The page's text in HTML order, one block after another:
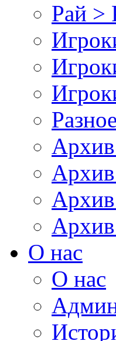
Рай >
О нас
О нас